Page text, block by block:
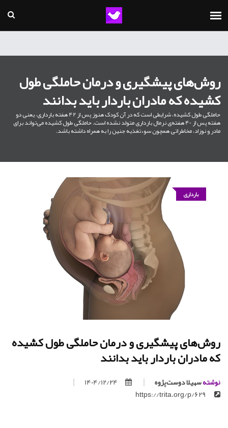
روش‌های پیشگیری و درمان حاملگی طول
کشیده که مادران باردار باید بدانند
حاملگی طول کشیده، شرایطی است که در آن کودک هنوز پس از 42 هفته بارداری، یعنی دو
هفته پس از 40 هفته‌ی نرمال بارداری متولد نشده است. حاملگی طول کشیده می‌تواند برای
مادر و نوزاد، مخاطراتی همچون سوءتغذیه جنین را به همراه داشته باشد.
بارداری
روش‌های پیشگیری و درمان حاملگی طول کشیده
که مادران باردار باید بدانند
نوشتهسهیلا دوست‌پژوه
1404/12/24